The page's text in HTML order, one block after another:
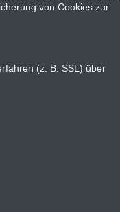
von Cookies zur
(z. B. SSL) über